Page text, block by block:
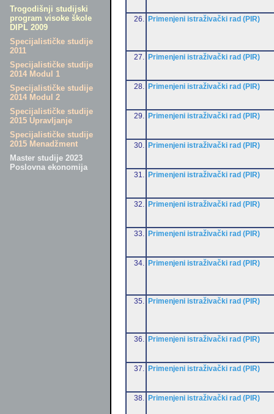
Trogodišnji studijski
program visoke škole
DIPL 2009
Specijalističke studije
2011
Specijalističke studije
2014 Modul 1
Specijalističke studije
2014 Modul 2
Specijalističke studije
2015 Upravljanje
Specijalističke studije
2015 Menadžment
Master studije 2023
Poslovna ekonomija
26. Primenjeni istraživački rad (PIR)
27. Primenjeni istraživački rad (PIR)
28. Primenjeni istraživački rad (PIR)
29. Primenjeni istraživački rad (PIR)
30. Primenjeni istraživački rad (PIR)
31. Primenjeni istraživački rad (PIR)
32. Primenjeni istraživački rad (PIR)
33. Primenjeni istraživački rad (PIR)
34. Primenjeni istraživački rad (PIR)
35. Primenjeni istraživački rad (PIR)
36. Primenjeni istraživački rad (PIR)
37. Primenjeni istraživački rad (PIR)
38. Primenjeni istraživački rad (PIR)